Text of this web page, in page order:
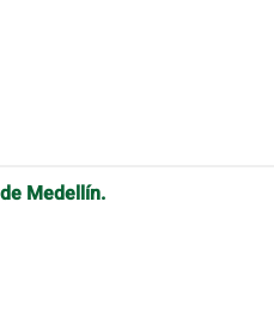
Medellín.